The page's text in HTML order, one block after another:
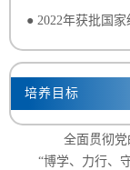
● 2022年获批国家
培养目标
全面贯彻
“博学、力行、